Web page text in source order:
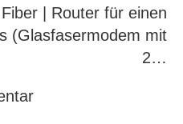
| Router für einen
(Glasfasermodem mit
2…